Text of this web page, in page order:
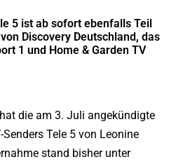
5 ist ab sofort ebenfalls Teil
Discovery Deutschland, das
1 und Home & Garden TV
die am 3. Juli angekündigte
Senders Tele 5 von Leonine
stand bisher unter